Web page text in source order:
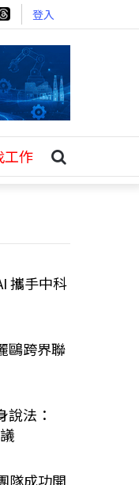
登入
工作
攜手中科
鷗跨界聯
法：
隊成功開